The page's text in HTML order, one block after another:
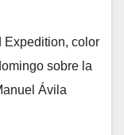
Expedition, color
sobre la
Ávila